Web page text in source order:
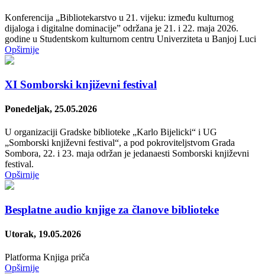
Konferencija „Bibliotekarstvo u 21. vijeku: između kulturnog
dijaloga i digitalne dominacijeˮ održana je 21. i 22. maja 2026.
godine u Studentskom kulturnom centru Univerziteta u Banjoj Luci
Opširnije
XI Somborski književni festival
Ponedeljak, 25.05.2026
U organizaciji Gradske biblioteke „Karlo Bijelicki“ i UG
„Somborski književni festival“, a pod pokroviteljstvom Grada
Sombora, 22. i 23. maja održan je jedanaesti Somborski književni
festival.
Opširnije
Besplatne audio knjige za članove biblioteke
Utorak, 19.05.2026
Platforma Knjiga priča
Opširnije